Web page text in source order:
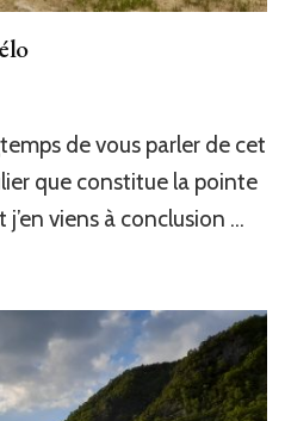
de vous parler de cet
que constitue la pointe
viens à conclusion …